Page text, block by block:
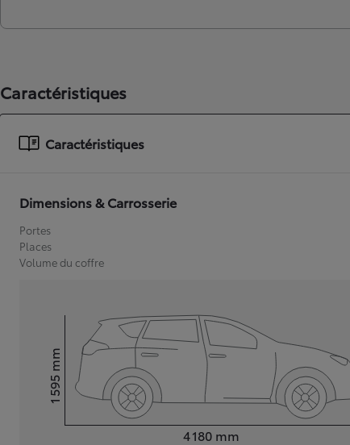
Caractéristiques
Caractéristiques
Dimensions & Carrosserie
Portes
Places
Volume du coffre
4 180 mm
Hauteur1 595
mm